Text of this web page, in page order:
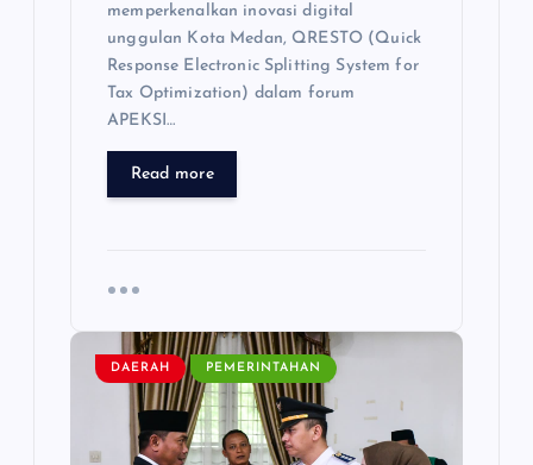
memperkenalkan inovasi digital
unggulan Kota Medan, QRESTO (Quick
Response Electronic Splitting System for
Tax Optimization) dalam forum
APEKSI…
Read more
DAERAH PEMERINTAHAN